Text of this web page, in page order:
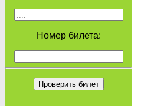
Номер билета:
Проверить билет